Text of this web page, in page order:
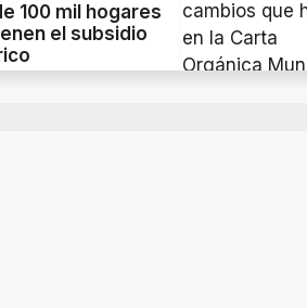
100 mil hogares
el subsidio